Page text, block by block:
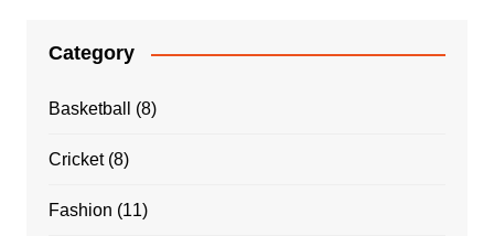
Category
Basketball (8)
Cricket(8)
Fashion (11)